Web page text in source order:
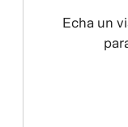
Echa un